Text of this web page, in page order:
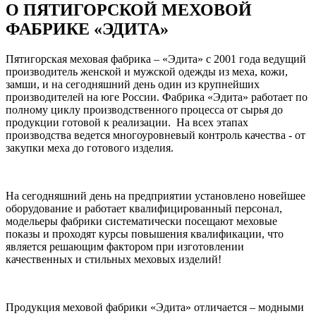
О ПЯТИГОРСКОЙ МЕХОВОЙ
ФАБРИКЕ «ЭДИТА»
Пятигорская меховая фабрика – «Эдита» с 2001 года ведущий
производитель женской и мужской одежды из меха, кожи,
замши, и на сегодняшний день один из крупнейших
производителей на юге России. Фабрика «Эдита» работает по
полному циклу производственного процесса от сырья до
продукции готовой к реализации. На всех этапах
производства ведется многоуровневый контроль качества - от
закупки меха до готового изделия.
На сегодняшний день на предприятии установлено новейшее
оборудование и работает квалифицированный персонал,
модельеры фабрики систематически посещают меховые
показы и проходят курсы повышения квалификации, что
является решающим фактором при изготовлении
качественных и стильных меховых изделий!
Продукция меховой фабрики «Эдита» отличается – модными